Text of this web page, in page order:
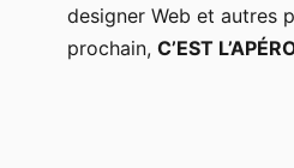
designer Web et autres
prochain, C’EST